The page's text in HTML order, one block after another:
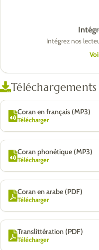
Intégrez nos
Coran en français (MP3)
Télécharger
Coran phonétique (MP3)
Télécharger
Coran en arabe (PDF)
Télécharger
Translittération (PDF)
Télécharger